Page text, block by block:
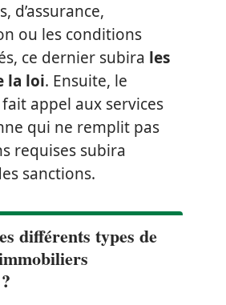
d’assurance,
ou les conditions
ce dernier subira les
la loi. Ensuite, le
appel aux services
qui ne remplit pas
requises subira
sanctions.
différents types de